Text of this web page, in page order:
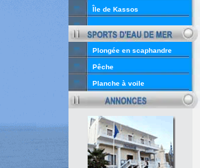
Île de Kassos
Plongée en scaphandre
Pêche
Planche à voile